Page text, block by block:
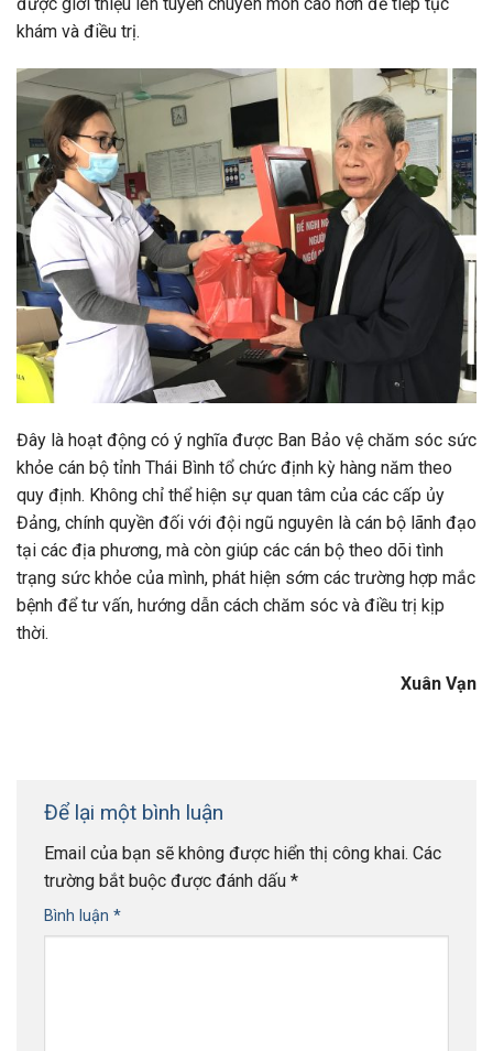
khám và điều trị.
Đây là hoạt động có ý nghĩa được Ban Bảo vệ chăm sóc sức
khỏe cán bộ tỉnh Thái Bình tổ chức định kỳ hàng năm theo
quy định. Không chỉ thể hiện sự quan tâm của các cấp ủy
Đảng, chính quyền đối với đội ngũ nguyên là cán bộ lãnh đạo
tại các địa phương, mà còn giúp các cán bộ theo dõi tình
trạng sức khỏe của mình, phát hiện sớm các trường hợp mắc
bệnh để tư vấn, hướng dẫn cách chăm sóc và điều trị kịp
thời.
Xuân Vạn
Để lại một bình luận
Email của bạn sẽ không được hiển thị công khai. Các
trường bắt buộc được đánh dấu *
Bình luận *